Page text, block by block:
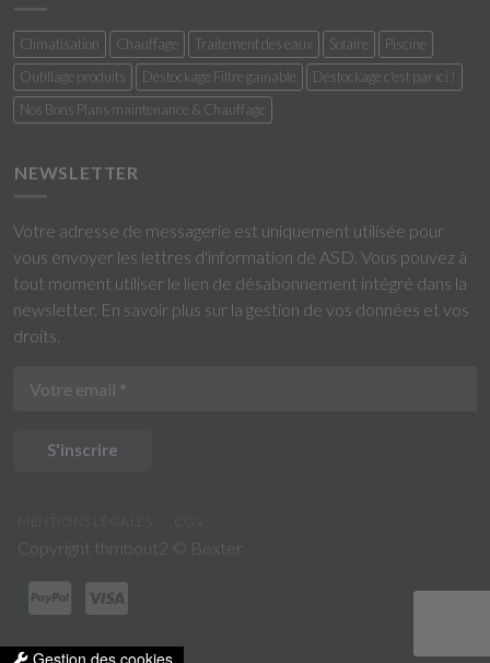
Climatisation Chauffage Traitement des eaux Solaire
Piscine
Outillage produits
Déstockage Filtre gainable
Déstockage c'est par ici !
Nos Bons Plans maintenance & Chauffage
NEWSLETTER
Votre adresse de messagerie est uniquement utilisée pour
vous envoyer les lettres d'information de ASD. Vous pouvez à
tout moment utiliser le lien de désabonnement intégré dans la
newsletter. En savoir plus sur la gestion de vos données et vos
droits
S'inscrire
Copyright thmbout2 © Bexter
Gestion des cookies